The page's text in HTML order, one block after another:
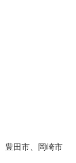
豊田市、岡崎市